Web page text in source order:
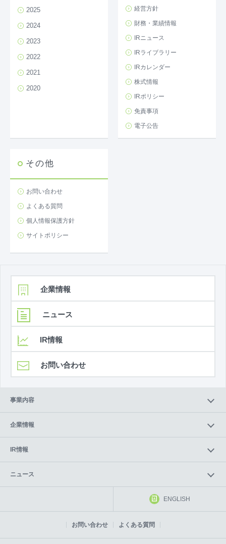
2025
2024
2023
2022
2021
2020
経営方針
財務・業績情報
IRニュース
IRライブラリー
IRカレンダー
株式情報
IRポリシー
免責事項
電子公告
その他
お問い合わせ
よくある質問
個人情報保護方針
サイトポリシー
企業情報
ニュース
IR情報
お問い合わせ
事業内容
企業情報
IR情報
ニュース
お問い合わせ よくある質問
ENGLISH